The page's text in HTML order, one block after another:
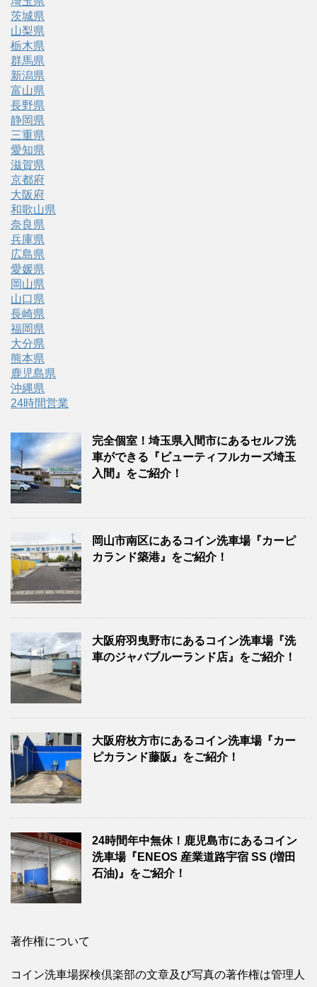
茨城県
山梨県
栃木県
群馬県
新潟県
富山県
長野県
静岡県
三重県
愛知県
滋賀県
京都府
大阪府
和歌山県
奈良県
兵庫県
広島県
愛媛県
岡山県
山口県
長崎県
福岡県
大分県
熊本県
鹿児島県
沖縄県
24時間営業
完全個室！埼玉県入間市にあるセルフ洗
車ができる『ビューティフルカーズ埼玉
入間』をご紹介！
岡山市南区にあるコイン洗車場『カーピ
カランド築港』をご紹介！
大阪府羽曳野市にあるコイン洗車場『洗
車のジャバブルーランド店』をご紹介！
大阪府枚方市にあるコイン洗車場『カー
ピカランド藤阪』をご紹介！
24時間年中無休！鹿児島市にあるコイン
洗車場『ENEOS 産業道路宇宿 SS (増田
石油)』をご紹介！
著作権について
コイン洗車場探検倶楽部の文章及び写真の著作権は管理人